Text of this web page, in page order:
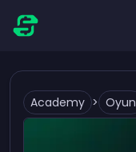
Academy > Oyun